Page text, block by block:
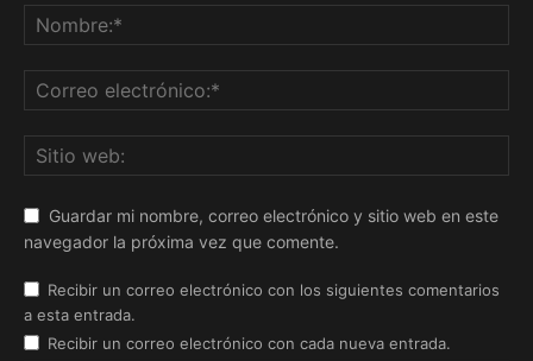
Guardar mi nombre, correo electrónico y sitio web en este
navegador la próxima vez que comente.
Recibir un correo electrónico con los siguientes comentarios
a esta entrada.
Recibir un correo electrónico con cada nueva entrada.